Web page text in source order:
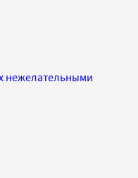
нежелательными